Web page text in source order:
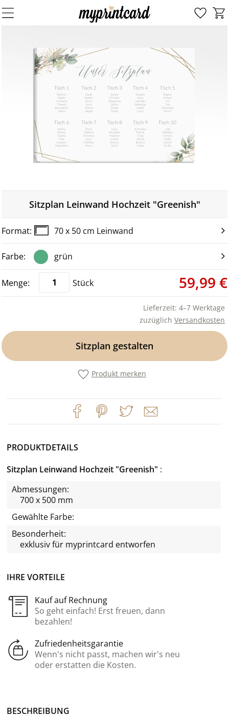
Sitzplan Leinwand Hochzeit "Greenish"
70 x 50 cm Leinwand
grün
Stück 59,99 €
Lieferzeit: 4–7 Werktage
zuzüglich Versandkosten
Sitzplan gestalten
Produkt merken
IHRE VORTEILE
Kauf auf Rechnung
So geht einfach! Erst freuen, dann
bezahlen!
Zufriedenheitsgarantie
Wenn’s nicht passt, machen wir’s neu
oder erstatten die Kosten.
PRODUKTDETAILS
Sitzplan Leinwand Hochzeit "Greenish"
Abmessungen:
700 x 500 mm
Gewählte Farbe:
Besonderheit:
exklusiv für myprintcard entworfen
BE­SCHREI­BUNG